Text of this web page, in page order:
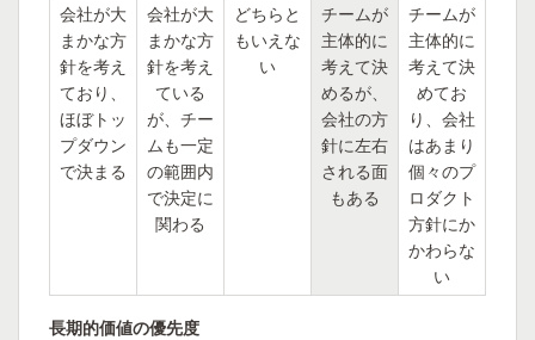
会社が大
まかな方
針を考え
ており、
ほぼトッ
プダウン
で決まる
会社が大
まかな方
針を考え
ている
が、チー
ムも一定
の範囲内
で決定に
関わる
どちらと
もいえな
い
チームが
主体的に
考えて決
めるが、
会社の方
針に左右
される面
もある
チームが
主体的に
考えて決
めてお
り、会社
はあまり
個々のプ
ロダクト
方針にか
かわらな
い
長期的価値の優先度